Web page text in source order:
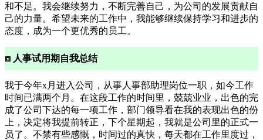
和不足。我会继续努力，不断完善自己，为公司的发展贡献自
己的力量。希望未来的工作中，我能够继续保持学习和进步的
态度，成为一个更优秀的员工。
⧈ 人事试用期自我总结
我于今年x月进入公司，从事人事部助理岗位一职，如今工作
时间已满两个月。在这段工作的时间里，兢兢业业，出色的完
成了公司下达的每一项工作，部门领导看在我的表现出色的份
上，决定将我提前转正，下个星期起，我就是公司里的正式一
员了。不禁有些感慨，时间过的真快，每天都在工作里度过，